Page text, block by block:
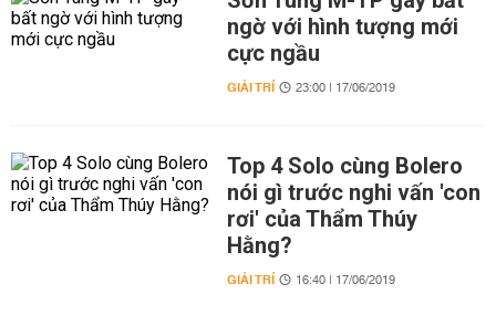
ngờ với hình tượng mới
cực ngầu
GIẢI TRÍ 23:00 | 17/06/2019
Top 4 Solo cùng Bolero
nói gì trước nghi vấn 'con
rơi' của Thẩm Thúy
Hằng?
GIẢI TRÍ 16:40 | 17/06/2019